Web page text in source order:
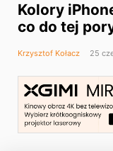
Kolory
co do tej
Krzysztof Kołacz 25